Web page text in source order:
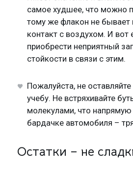
самое худшее, что можно
тому же флакон не бывает
контакт с воздухом. И
приобрести неприятный
стойкости в связи с этим.
Пожалуйста, не
учебу. Не встряхивайте
молекулами, что напрямую
бардачке автомобиля –
Остатки – не